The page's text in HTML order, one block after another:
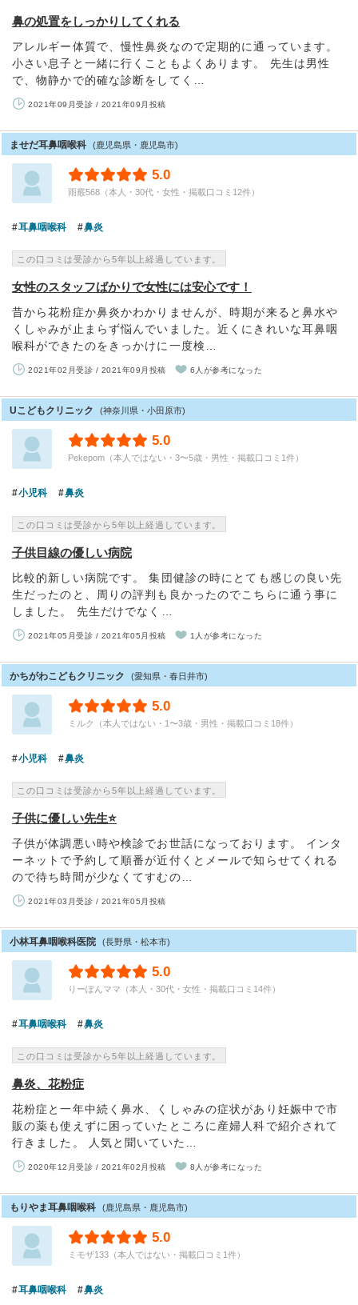
鼻の処置をしっかりしてくれる
アレルギー体質で、慢性鼻炎なので定期的に通っています。
小さい息子と一緒に行くこともよくあります。 先生は男性
で、物静かで的確な診断をしてく…
2021年09月受診 / 2021年09月投稿
ませだ耳鼻咽喉科 (鹿児島県・鹿児島市)
5.0
雨霰568（本人・30代・女性・掲載口コミ12件）
耳鼻咽喉科 鼻炎
この口コミは受診から5年以上経過しています。
女性のスタッフばかりで女性には安心です！
昔から花粉症か鼻炎かわかりませんが、時期が来ると鼻水や
くしゃみが止まらず悩んでいました。近くにきれいな耳鼻咽
喉科ができたのをきっかけに一度検…
2021年02月受診 / 2021年09月投稿 6人が参考になった
Uこどもクリニック (神奈川県・小田原市)
5.0
Pekepom（本人ではない・3〜5歳・男性・掲載口コミ1件）
小児科 鼻炎
この口コミは受診から5年以上経過しています。
子供目線の優しい病院
比較的新しい病院です。 集団健診の時にとても感じの良い先
生だったのと、周りの評判も良かったのでこちらに通う事に
しました。 先生だけでなく…
2021年05月受診 / 2021年05月投稿 1人が参考になった
かちがわこどもクリニック (愛知県・春日井市)
5.0
ミルク（本人ではない・1〜3歳・男性・掲載口コミ18件）
小児科 鼻炎
この口コミは受診から5年以上経過しています。
子供に優しい先生⭐
子供が体調悪い時や検診でお世話になっております。 インタ
ーネットで予約して順番が近付くとメールで知らせてくれる
ので待ち時間が少なくてすむの…
2021年03月受診 / 2021年05月投稿
小林耳鼻咽喉科医院 (長野県・松本市)
5.0
りーぽんママ（本人・30代・女性・掲載口コミ14件）
耳鼻咽喉科 鼻炎
この口コミは受診から5年以上経過しています。
鼻炎、花粉症
花粉症と一年中続く鼻水、くしゃみの症状があり妊娠中で市
販の薬も使えずに困っていたところに産婦人科で紹介されて
行きました。 人気と聞いていた…
2020年12月受診 / 2021年02月投稿 8人が参考になった
もりやま耳鼻咽喉科 (鹿児島県・鹿児島市)
5.0
ミモザ133（本人ではない・掲載口コミ1件）
耳鼻咽喉科 鼻炎